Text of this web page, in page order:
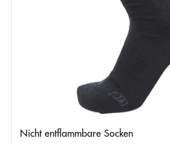
Nicht entflammbare Socken